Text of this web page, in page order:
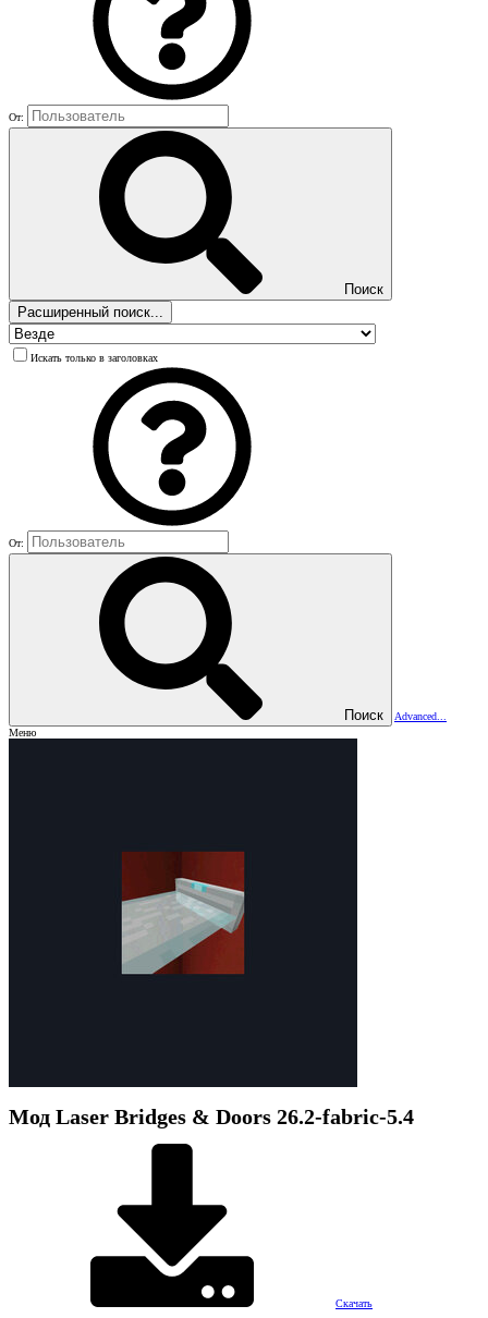
От:
Поиск
Расширенный поиск...
Искать только в заголовках
От:
Поиск
Advanced...
Меню
Мод Laser Bridges & Doors 26.2-fabric-5.4
Скачать